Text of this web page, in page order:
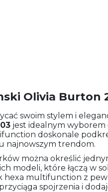
Olivia Burton
swoim stylem i
jest idealnym wyborem
doskonale
najnowszym trendom.
można określić
modeli, które łączą w
hexa multifunction z
spojrzenia i